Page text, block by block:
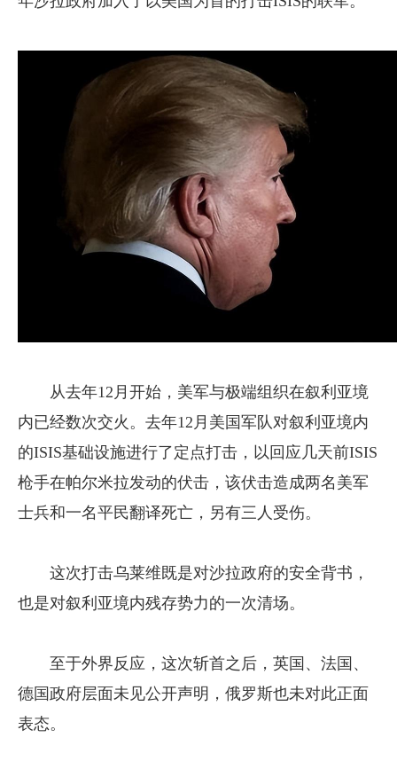
从去年12月开始，美军与极端组织在叙利亚境
内已经数次交火。去年12月美国军队对叙利亚境内
的ISIS基础设施进行了定点打击，以回应几天前ISIS
枪手在帕尔米拉发动的伏击，该伏击造成两名美军
士兵和一名平民翻译死亡，另有三人受伤。
这次打击乌莱维既是对沙拉政府的安全背书，
也是对叙利亚境内残存势力的一次清场。
至于外界反应，这次斩首之后，英国、法国、
德国政府层面未见公开声明，俄罗斯也未对此正面
表态。